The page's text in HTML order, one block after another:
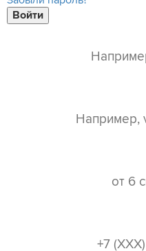
Войти